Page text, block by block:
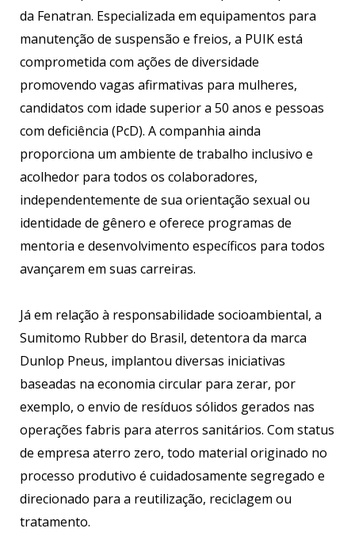
da Fenatran. Especializada em equipamentos para
manutenção de suspensão e freios, a PUIK está
comprometida com ações de diversidade
promovendo vagas afirmativas para mulheres,
candidatos com idade superior a 50 anos e pessoas
com deficiência (PcD). A companhia ainda
proporciona um ambiente de trabalho inclusivo e
acolhedor para todos os colaboradores,
independentemente de sua orientação sexual ou
identidade de gênero e oferece programas de
mentoria e desenvolvimento específicos para todos
avançarem em suas carreiras.
Já em relação à responsabilidade socioambiental, a
Sumitomo Rubber do Brasil, detentora da marca
Dunlop Pneus, implantou diversas iniciativas
baseadas na economia circular para zerar, por
exemplo, o envio de resíduos sólidos gerados nas
operações fabris para aterros sanitários. Com status
de empresa aterro zero, todo material originado no
processo produtivo é cuidadosamente segregado e
direcionado para a reutilização, reciclagem ou
tratamento.